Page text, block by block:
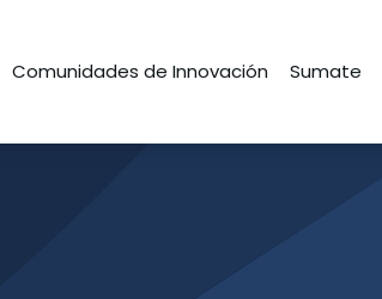
Comunidades de Innovación Sumate